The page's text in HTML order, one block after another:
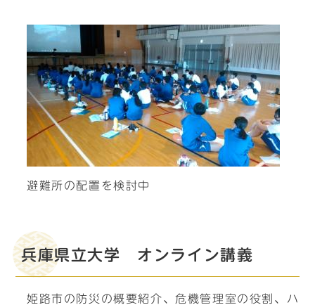
避難所の配置を検討中
兵庫県立大学 オンライン講義
姫路市の防災の概要紹介、危機管理室の役割、ハ